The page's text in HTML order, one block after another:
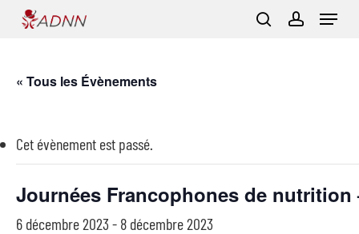
Menu
« Tous les Évènements
Cet évènement est passé.
Journées Francophones de nutrition
6 décembre 2023 - 8 décembre 2023